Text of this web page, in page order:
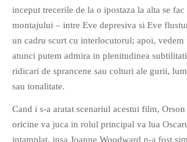
inceput trecerile de la o ipostaza la alta se
montajului – intre Eve depresiva si Eve
un cadru scurt cu interlocutorul; apoi, vedem
atunci putem admira in plenitudinea
ridicari de sprancene sau colturi ale gurii,
sau tonalitate.
Cand i s-a aratat scenariul acestui film, Orson
oricine va juca in rolul principal va lua
intamplat, insa Joanne Woodward n-a fost